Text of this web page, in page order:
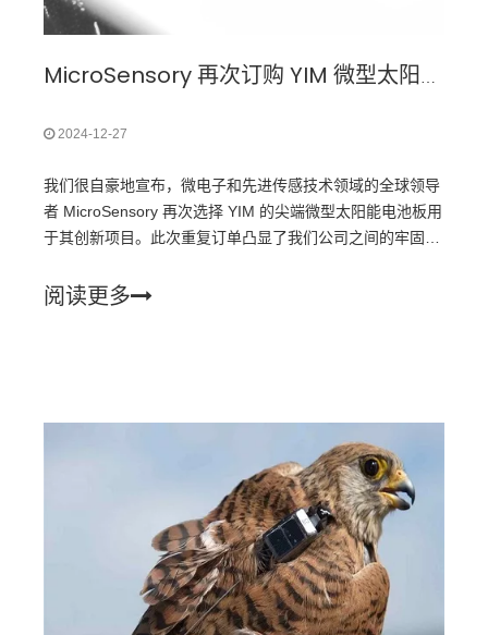
MicroSensory 再次订购 YIM 微型太阳能电池板
2024-12-27
我们很自豪地宣布，微电子和先进传感技术领域的全球领导
者 MicroSensory 再次选择 YIM 的尖端微型太阳能电池板用
于其创新项目。此次重复订单凸显了我们公司之间的牢固信
阅读更多